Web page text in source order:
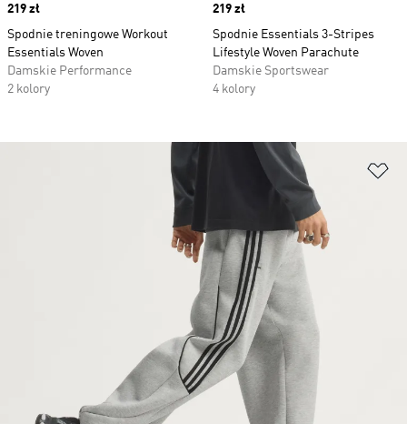
Price
219 zł
Spodnie treningowe Workout
Essentials Woven
Damskie Performance
2 kolory
Price
219 zł
Spodnie Essentials 3-Stripes
Lifestyle Woven Parachute
Damskie Sportswear
4 kolory